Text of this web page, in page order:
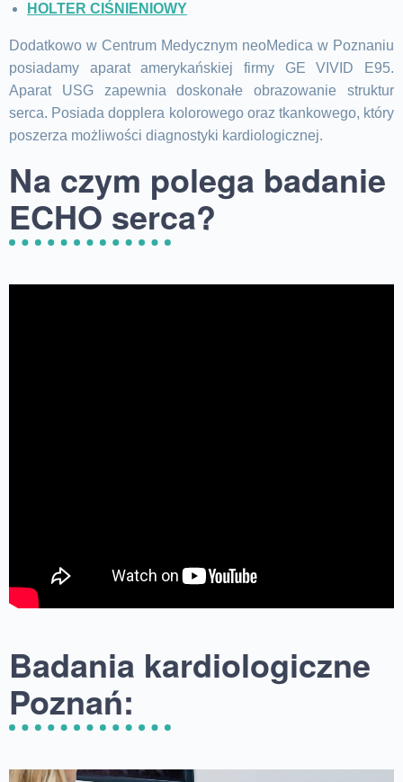
HOLTER CIŚNIENIOWY
Dodatkowo w Centrum Medycznym neoMedica w Poznaniu
posiadamy aparat amerykańskiej firmy GE VIVID E95.
Aparat USG zapewnia doskonałe obrazowanie struktur
serca. Posiada dopplera kolorowego oraz tkankowego, który
poszerza możliwości diagnostyki kardiologicznej.
Na czym polega badanie
ECHO serca?
Badania kardiologiczne
Poznań: